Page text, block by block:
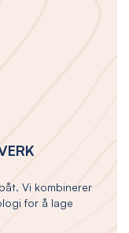
Vi kombinerer
for å lage